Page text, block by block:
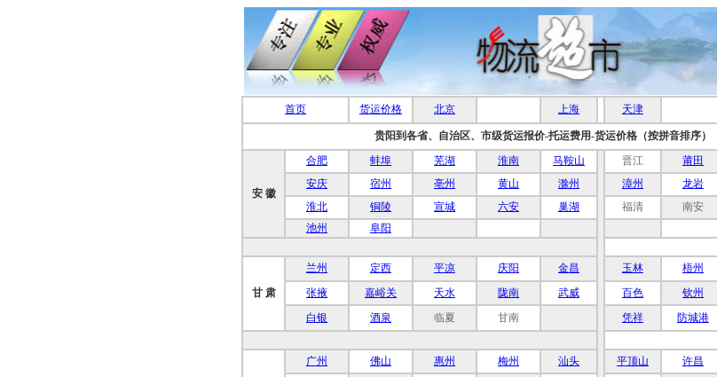
首页 货运价格 北京 上海 天津
贵阳到各省、自治区、市级货运报价-托运费用-货运价格（按拼音排序）
安 徽
合肥 蚌埠 芜湖 淮南 马鞍山 晋江 莆田
安庆 宿州 亳州 黄山 滁州 漳州 龙岩
淮北
铜陵 宣城 六安 巢湖 福清 南安
池州
阜阳
甘 肃
兰州 定西 平凉 庆阳 金昌 玉林 梧州
张掖 嘉峪关 天水 陇南 武威 百色 钦州
白银
酒泉 临夏 甘南 凭祥 防城港
广州 佛山 惠州 梅州 汕头 平顶山 许昌